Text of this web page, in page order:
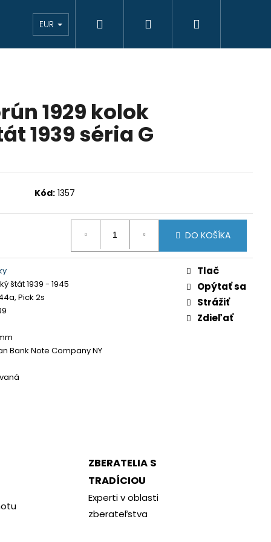
eAukcie bankovky VÝKUP Novinky
EUR Hľadať Prihlásenie
1929 kolok
1939 séria G
Kód: 1357
DO KOŠÍKA
štát 1939 - 1945
Pick 2s
Bank Note Company NY
Tlač
Opýtať sa
Strážiť
Zdieľať
ZBERATELIA S
TRADÍCIOU
Experti v oblasti
zberateľstva
1769 B EVM-D